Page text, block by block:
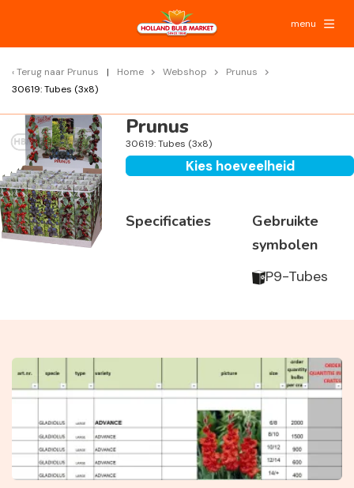
menu
Terug naar Prunus Home Webshop
Prunus
30619: Tubes (3x8)
Prunus
30619: Tubes (3x8)
Kies hoeveelheid
Specificaties
Gebruikte
symbolen
P9-Tubes